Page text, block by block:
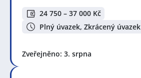
24 750 – 37 000 Kč
Plný úvazek, Zkrácený úvazek
Zveřejněno: 3. srpna